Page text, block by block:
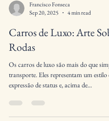
Francisco Fonseca
Sep 20, 2025
4 min read
Carros de Luxo: Arte
Rodas